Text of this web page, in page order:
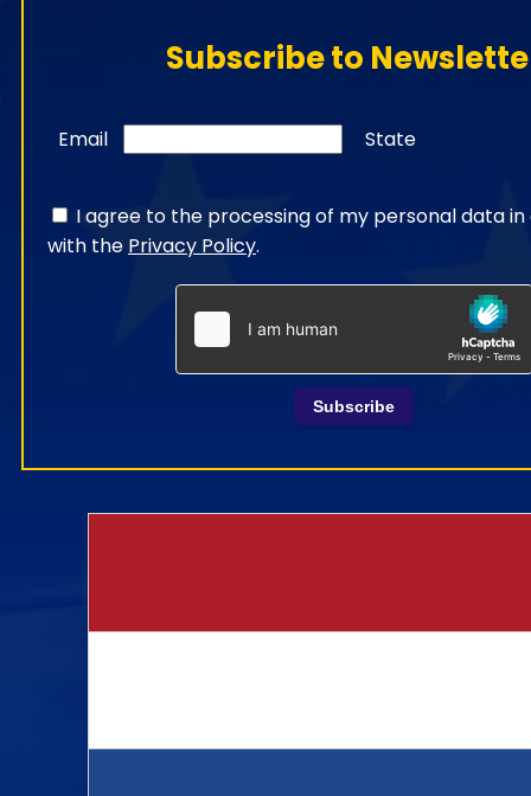
Subscribe to
Email State
I agree to the processing of my personal data
with the Privacy Policy.
Subscribe